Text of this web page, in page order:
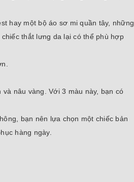
hay một bộ áo sơ mi quần tây, những
thắt lưng da lại có thể phù hợp
nâu vàng. Với 3 màu này, bạn có
bạn nên lựa chọn một chiếc bản
hàng ngày.